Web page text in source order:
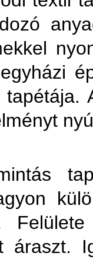
áraszt.